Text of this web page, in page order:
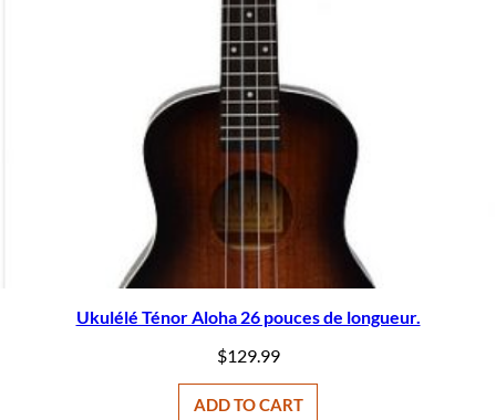
Ukulélé Ténor Aloha 26 pouces de longueur.
$129.99
ADD TO CART